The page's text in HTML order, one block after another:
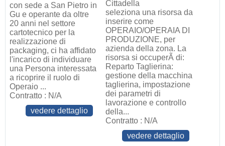
con sede a San Pietro in
Gu e operante da oltre
20 anni nel settore
cartotecnico per la
realizzazione di
packaging, ci ha affidato
l'incarico di individuare
una Persona interessata
a ricoprire il ruolo di
Operaio ...
Contratto : N/A
vedere dettaglio
Cittadella
seleziona una risorsa da
inserire come
OPERAIO/OPERAIA DI
PRODUZIONE, per
azienda della zona. La
risorsa si occuperÃ di:
Reparto Taglierina:
gestione della macchina
taglierina, impostazione
dei parametri di
lavorazione e controllo
della...
Contratto : N/A
vedere dettaglio